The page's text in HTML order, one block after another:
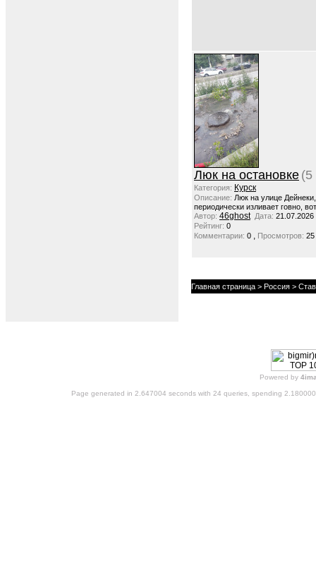
Люк на остановке (5
Категория: Курск
Описание: Люк на улице
периодически изливает говно,
Автор: 46ghost Дата: 21.07.2026
Рейтинг: 0
Комментарии: 0 , Просмотров: 25
Главная страница > Россия >
Powered by
Page generated in 2.647004 seconds with 24 queries, spending